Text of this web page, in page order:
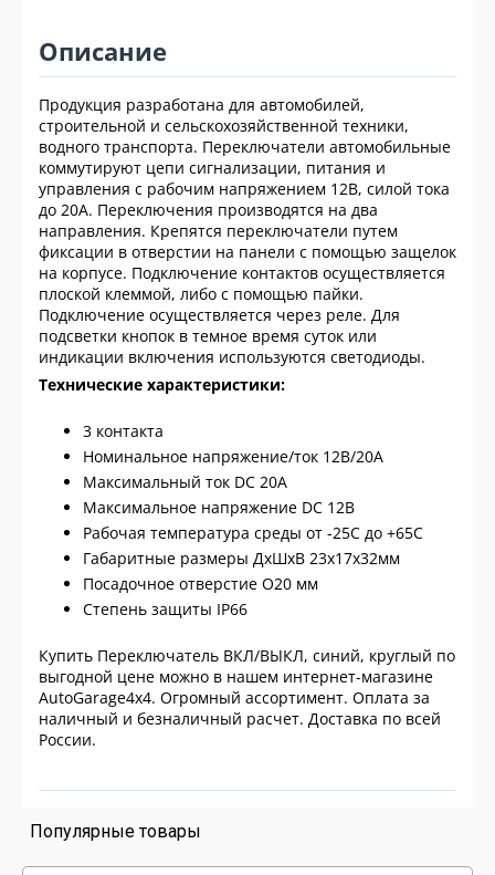
Описание
Продукция разработана для автомобилей,
строительной и сельскохозяйственной техники,
водного транспорта. Переключатели автомобильные
коммутируют цепи сигнализации, питания и
управления с рабочим напряжением 12В, силой тока
до 20А. Переключения производятся на два
направления. Крепятся переключатели путем
фиксации в отверстии на панели с помощью защелок
на корпусе. Подключение контактов осуществляется
плоской клеммой, либо с помощью пайки.
Подключение осуществляется через реле. Для
подсветки кнопок в темное время суток или
индикации включения используются светодиоды.
Технические характеристики:
3 контакта
Номинальное напряжение/ток 12В/20А
Максимальный ток DC 20А
Максимальное напряжение DC 12В
Рабочая температура среды от -25С до +65С
Габаритные размеры ДхШхВ 23х17х32мм
Посадочное отверстие O20 мм
Степень защиты IP66
Купить Переключатель ВКЛ/ВЫКЛ, синий, круглый по
выгодной цене можно в нашем интернет-магазине
AutoGarage4x4. Огромный ассортимент. Оплата за
наличный и безналичный расчет. Доставка по всей
России.
Популярные товары